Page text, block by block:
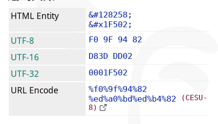
HTML Entity
&#128258;
&#x1F502;
UTF-8 F0 9F 94 82
UTF-16 D83D DD02
UTF-32 0001F502
URL Encode
%f0%9f%94%82
%ed%a0%bd%ed%b4%82
(CESU-
8)